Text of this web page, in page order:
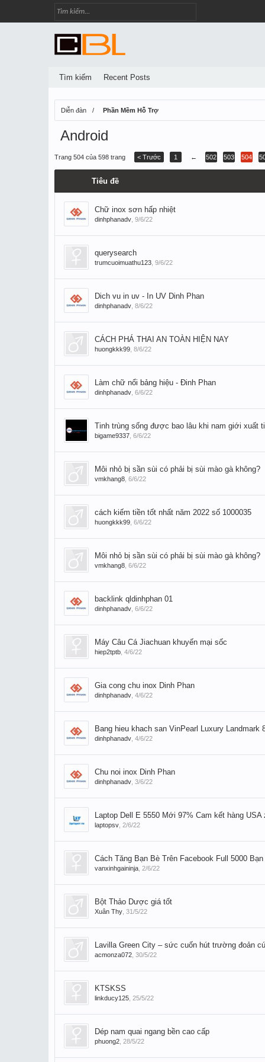
Diễn đàn Phần Mềm Hỗ Trợ
Android
Trang 504 của 598 trang < Trước 1 ← 502 503 504
Tiêu đề
Chữ inox sơn hấp nhiệt
dinhphanadv 9/6/22
querysearch
trumcuoimuathu123 9/6/22
Dich vu in uv - In UV Dinh Phan
dinhphanadv 8/6/22
CÁCH PHÁ THAI AN TOÀN HIỆN NAY
huongkkk99 8/6/22
Làm chữ nổi bảng hiệu - Đinh Phan
dinhphanadv 6/6/22
Tinh trùng sống được bao lâu khi nam giới xuất
bigame9337 6/6/22
Môi nhỏ bị sần sùi có phải bị sùi mào gà không?
vmkhang8 6/6/22
cách kiếm tiền tốt nhất năm 2022 số 1000035
huongkkk99 6/6/22
Môi nhỏ bị sần sùi có phải bị sùi mào gà không?
vmkhang8 6/6/22
backlink qldinhphan 01
dinhphanadv 6/6/22
Máy Câu Cá Jiachuan khuyến mại sốc
hiep2tptb 4/6/22
Gia cong chu inox Dinh Phan
dinhphanadv 4/6/22
Bang hieu khach san VinPearl Luxury Landmark
dinhphanadv 4/6/22
Chu noi inox Dinh Phan
dinhphanadv 3/6/22
Laptop Dell E 5550 Mới 97% Cam kết hàng USA
laptopsv 2/6/22
Cách Tăng Bạn Bè Trên Facebook Full 5000 Bạn
vanxinhgaininja 2/6/22
Bột Thảo Dược giá tốt
Xuân Thy 31/5/22
Lavilla Green City – sức cuốn hút trường đoản
acmonza072 30/5/22
KTSKSS
linkducy125 25/5/22
Dép nam quai ngang bền cao cấp
phuong2 28/5/22
Tìm kiếm Recent Posts